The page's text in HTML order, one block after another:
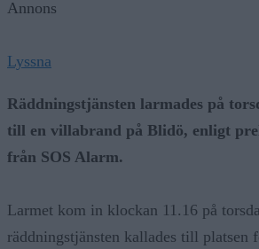
Annons
Lyssna
Räddningstjänsten larmades på
till en villabrand på Blidö, enligt
från SOS Alarm.
Larmet kom in klockan 11.16 på
räddningstjänsten kallades till platsen